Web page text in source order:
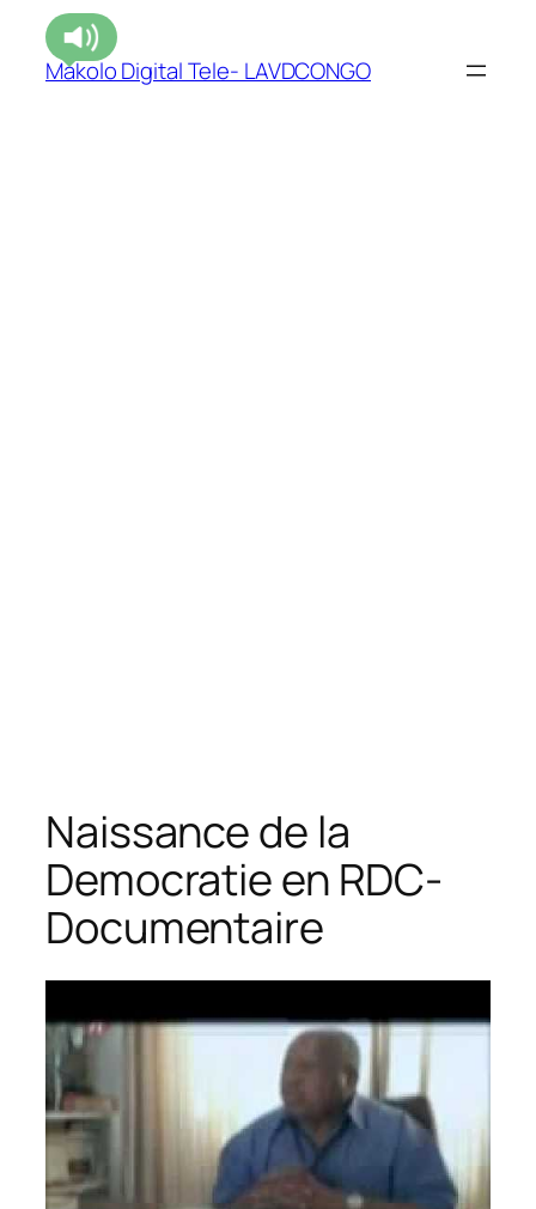
Makolo Digital Tele- LAVDCONGO
Naissance de la
Democratie en RDC-
Documentaire